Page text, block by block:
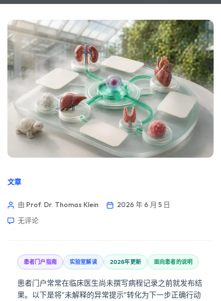
文章
由 Prof. Dr. Thomas Klein
2026 年 6 月 5 日
无评论
患者门户指南 实验室解读 2026年更新 面向患者的说明
患者门户常常在临床医生尚未撰写病程记录之前就发布结
果。以下是将“未解释的异常提示”转化为下一步正确行动